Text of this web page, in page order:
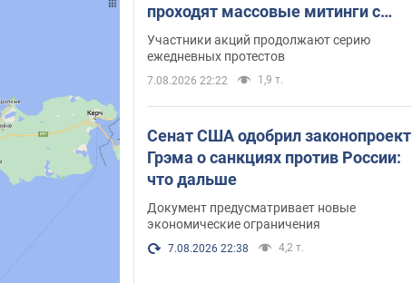
проходят массовые митинги с
плакатами. Фото и видео
Участники акций продолжают серию
ежедневных протестов
7.08.2026 22:22 1,9 т.
Сенат США одобрил законопроект
Грэма о санкциях против России:
что дальше
Документ предусматривает новые
экономические ограничения
7.08.2026 22:38 4,2 т.